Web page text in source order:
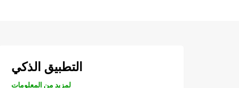
التطبيق الذكي
لمزيد من المعلومات